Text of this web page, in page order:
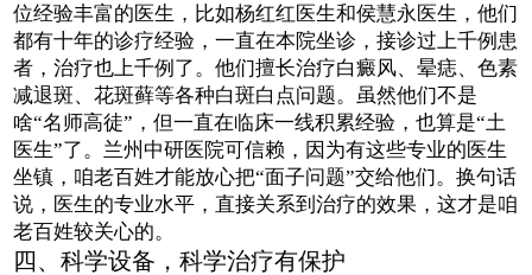
位经验丰富的医生，比如杨红红医生和侯慧永医生，他们
都有十年的诊疗经验，一直在本院坐诊，接诊过上千例患
者，治疗也上千例了。他们擅长治疗白癜风、晕痣、色素
减退斑、花斑藓等各种白斑白点问题。虽然他们不是
啥“名师高徒”，但一直在临床一线积累经验，也算是“土
医生”了。兰州中研医院可信赖，因为有这些专业的医生
坐镇，咱老百姓才能放心把“面子问题”交给他们。换句话
说，医生的专业水平，直接关系到治疗的效果，这才是咱
老百姓较关心的。
四、科学设备，科学治疗有保护